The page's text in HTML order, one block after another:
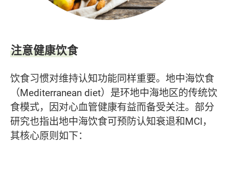
注意健康饮食
饮食习惯对维持认知功能同样重要。地中海饮食
（Mediterranean diet）是环地中海地区的传统饮
食模式，因对心血管健康有益而备受关注。部分
研究也指出地中海饮食可预防认知衰退和MCI，
其核心原则如下：